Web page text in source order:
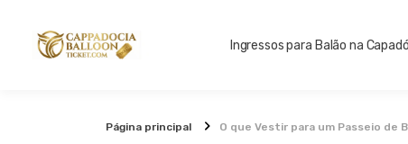
Ingressos para Balão na
Página principal O que Vestir para um Passeio de